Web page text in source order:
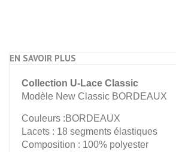
EN SAVOIR PLUS
Collection U-Lace Classic
Modèle New Classic BORDEAUX
Couleurs :BORDEAUX
Lacets : 18 segments élastiques
Composition : 100% polyester